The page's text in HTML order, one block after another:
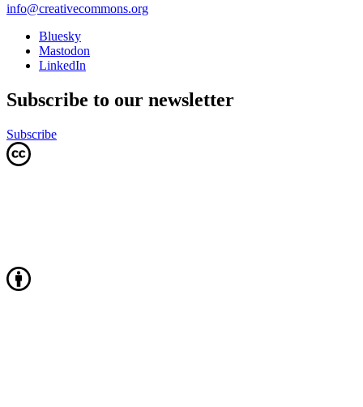
info@creativecommons.org
Bluesky
Mastodon
LinkedIn
Subscribe to our newsletter
Subscribe